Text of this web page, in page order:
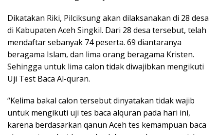
Dikatakan Riki, Pilciksung akan dilaksanakan di 28 desa
di Kabupaten Aceh Singkil. Dari 28 desa tersebut, telah
mendaftar sebanyak 74 peserta. 69 diantaranya
beragama Islam, dan lima orang beragama Kristen.
Sehingga untuk lima calon tidak diwajibkan mengikuti
Uji Test Baca Al-quran.
“Kelima bakal calon tersebut dinyatakan tidak wajib
untuk mengikuti uji tes baca alquran pada hari ini,
karena berdasarkan qanun Aceh tes kemampuan baca